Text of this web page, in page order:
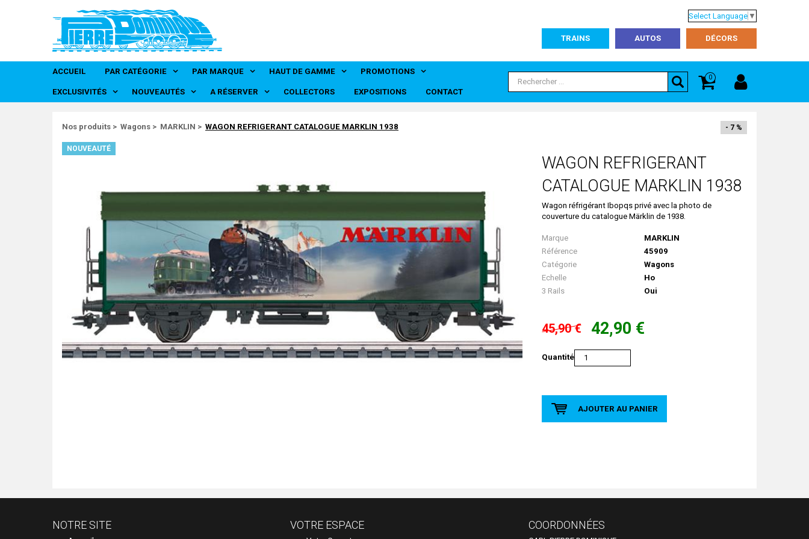
Select Language ▼
TRAINS AUTOS DÉCORS
ACCUEIL PAR CATÉGORIE PAR MARQUE HAUT DE GAMME PROMOTIONS
EXCLUSIVITÉS NOUVEAUTÉS A RÉSERVER COLLECTORS EXPOSITIONS CONTACT
0
Nos produits > Wagons > MARKLIN > WAGON REFRIGERANT CATALOGUE MARKLIN 1938
NOUVEAUTÉ
WAGON REFRIGERANT
CATALOGUE MARKLIN 1938
Wagon réfrigérant Ibopqs privé avec la photo de
couverture du catalogue Märklin de 1938.
Marque
MARKLIN
Référence
45909
Catégorie
Wagons
Echelle
Ho
3 Rails
Oui
- 7 %
45,90 € 42,90 €
Quantité
AJOUTER AU PANIER
NOTRE SITE VOTRE ESPACE COORDONNÉES